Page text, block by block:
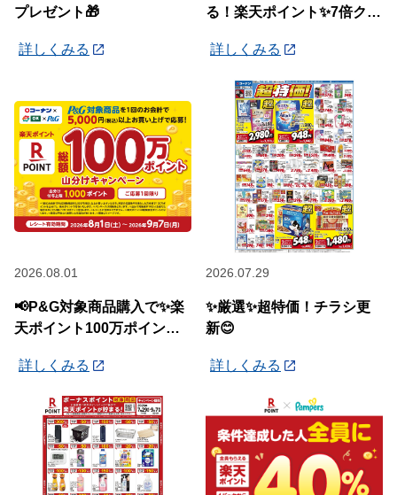
プレゼント🎁
詳しくみる
る！楽天ポイント✨7倍クー
詳しくみる
2026.08.01
📢P&G対象商品購入で✨楽
天ポイント100万ポイント
詳しくみる
2026.07.29
✨厳選✨超特価！チラシ更
新😊
詳しくみる